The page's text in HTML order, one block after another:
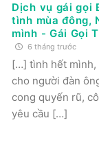
Dịch vụ gái gọi
tình mùa đông,
mình - Gái Gọi
6 tháng trước
[…] tình hết mình,
cho người đàn
cong quyến rũ,
yêu cầu […]